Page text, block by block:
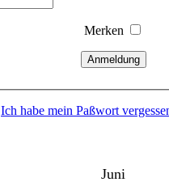
Merken
Anmeldung
Ich habe mein Paßwort
Juni